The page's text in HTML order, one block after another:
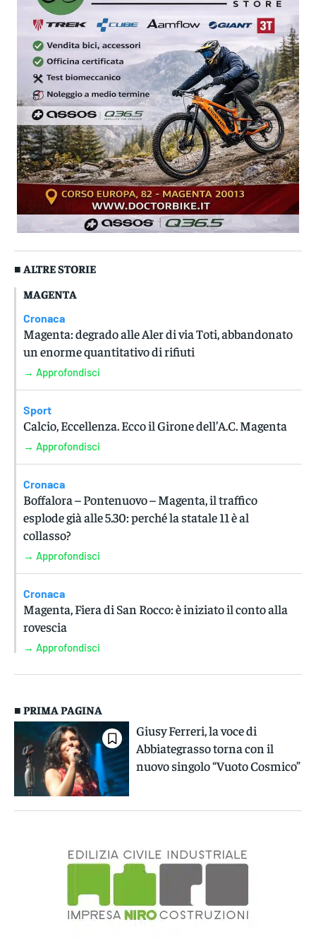
■ ALTRE STORIE
MAGENTA
Cronaca
Magenta: degrado alle Aler di via Toti, abbandonato
un enorme quantitativo di rifiuti
→ Approfondisci
Sport
Calcio, Eccellenza. Ecco il Girone dell’A.C. Magenta
→ Approfondisci
Cronaca
Boffalora – Pontenuovo – Magenta, il traffico
esplode già alle 5.30: perché la statale 11 è al
collasso?
→ Approfondisci
Cronaca
Magenta, Fiera di San Rocco: è iniziato il conto alla
rovescia
→ Approfondisci
■ PRIMA PAGINA
Giusy Ferreri, la voce di
Abbiategrasso torna con il
nuovo singolo “Vuoto Cosmico”